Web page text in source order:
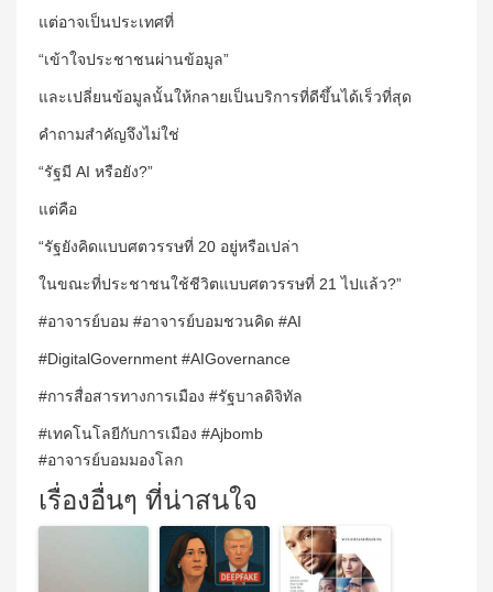
แต่อาจเป็นประเทศที่
“เข้าใจประชาชนผ่านข้อมูล”
และเปลี่ยนข้อมูลนั้นให้กลายเป็นบริการที่ดีขึ้นได้เร็วที่สุด
คำถามสำคัญจึงไม่ใช่
“รัฐมี AI หรือยัง?”
แต่คือ
“รัฐยังคิดแบบศตวรรษที่ 20 อยู่หรือเปล่า
ในขณะที่ประชาชนใช้ชีวิตแบบศตวรรษที่ 21 ไปแล้ว?”
#อาจารย์บอม #อาจารย์บอมชวนคิด #AI
#DigitalGovernment #AIGovernance
#การสื่อสารทางการเมือง #รัฐบาลดิจิทัล
#เทคโนโลยีกับการเมือง #Ajbomb
#อาจารย์บอมมองโลก
เรื่องอื่นๆ ที่น่าสนใจ